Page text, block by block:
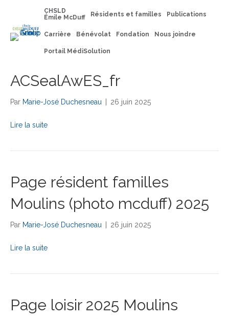
CHSLD
Émile McDuff
Résidents et familles Publications
Carrière Bénévolat Fondation Nous joindre
Portail MédiSolution
ACSealAwES_fr
Par Marie-José Duchesneau 26 juin 2025
Lire la suite
Page résident familles
Moulins (photo mcduff) 2025
Par Marie-José Duchesneau 26 juin 2025
Lire la suite
Page loisir 2025 Moulins